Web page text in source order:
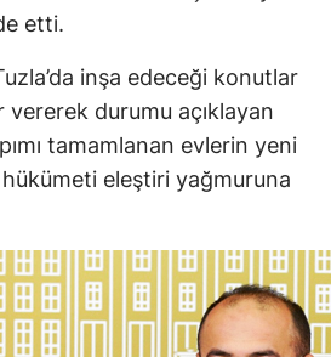
etti.
inşa edeceği konutlar
durumu açıklayan
tamamlanan evlerin yeni
eleştiri yağmuruna